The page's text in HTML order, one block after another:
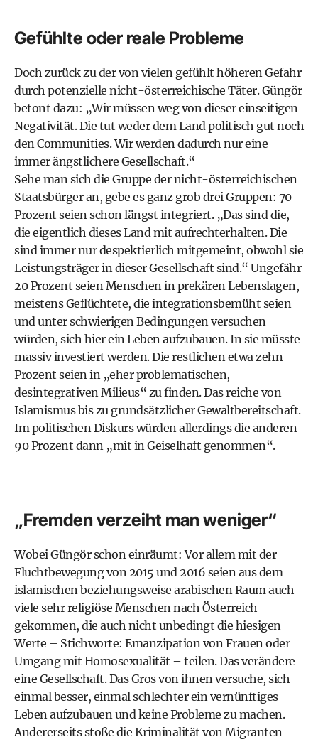
Gefühlte oder reale Probleme
Doch zurück zu der von vielen gefühlt höheren Gefahr
durch potenzielle nicht-österreichische Täter. Güngör
betont dazu: „Wir müssen weg von dieser einseitigen
Negativität. Die tut weder dem Land politisch gut noch
den Communities. Wir werden dadurch nur eine
immer ängstlichere Gesellschaft.“
Sehe man sich die Gruppe der nicht-österreichischen
Staatsbürger an, gebe es ganz grob drei Gruppen: 70
Prozent seien schon längst integriert. „Das sind die,
die eigentlich dieses Land mit aufrechterhalten. Die
sind immer nur despektierlich mitgemeint, obwohl sie
Leistungsträger in dieser Gesellschaft sind.“ Ungefähr
20 Prozent seien Menschen in prekären Lebenslagen,
meistens Geflüchtete, die integrationsbemüht seien
und unter schwierigen Bedingungen versuchen
würden, sich hier ein Leben aufzubauen. In sie müsste
massiv investiert werden. Die restlichen etwa zehn
Prozent seien in „eher problematischen,
desintegrativen Milieus“ zu finden. Das reiche von
Islamismus bis zu grundsätzlicher Gewaltbereitschaft.
Im politischen Diskurs würden allerdings die anderen
90 Prozent dann „mit in Geiselhaft genommen“.
„Fremden verzeiht man weniger“
Wobei Güngör schon einräumt: Vor allem mit der
Fluchtbewegung von 2015 und 2016 seien aus dem
islamischen beziehungsweise arabischen Raum auch
viele sehr religiöse Menschen nach Österreich
gekommen, die auch nicht unbedingt die hiesigen
Werte – Stichworte: Emanzipation von Frauen oder
Umgang mit Homosexualität – teilen. Das verändere
eine Gesellschaft. Das Gros von ihnen versuche, sich
einmal besser, einmal schlechter ein vernünftiges
Leben aufzubauen und keine Probleme zu machen.
Andererseits stoße die Kriminalität von Migranten